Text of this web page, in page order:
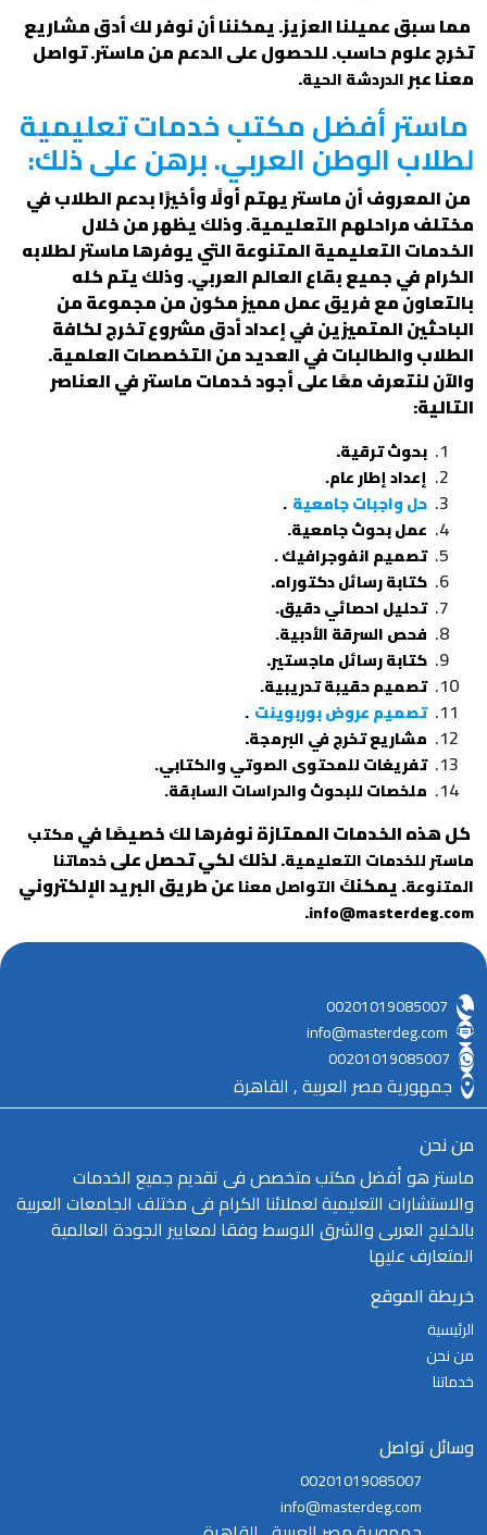
مما سبق عميلنا العزيز. يمكننا أن نوفر لك أدق مشاريع
تخرج علوم حاسب. للحصول على الدعم من ماستر. تواصل
معنا عبرالدردشة الحية.
ماستر أفضل مكتب خدمات تعليمية
لطلاب الوطن العربي. برهن على ذلك:
من المعروف أن ماستر يهتم أولًا وأخيرًا بدعم الطلاب في
مختلف مراحلهم التعليمية. وذلك يظهر من خلال
الخدمات التعليمية المتنوعة التي يوفرها ماستر لطلابه
الكرام في جميع بقاع العالم العربي. وذلك يتم كله
بالتعاون مع فريق عمل مميز مكون من مجموعة من
الباحثين المتميزين في إعداد أدق مشروع تخرج لكافة
الطلاب والطالبات في العديد من التخصصات العلمية.
والآن لنتعرف معًا على أجود خدمات ماستر في العناصر
التالية:
بحوث ترقية.
إعداد إطار عام.
حل واجبات جامعية .
عمل بحوث جامعية.
تصميم انفوجرافيك .
كتابة رسائل دكتوراه.
تحليل احصائي دقيق.
فحص السرقة الأدبية.
كتابة رسائل ماجستير.
تصميم حقيبة تدريبية.
تصميم عروض بوربوينت .
مشاريع تخرج في البرمجة.
تفريغات للمحتوى الصوتي والكتابي.
ملخصات للبحوث والدراسات السابقة.
كل هذه الخدمات الممتازة نوفرها لك خصيصًا فيمكتب
ماستر للخدمات التعليمية. لذلك لكي تحصل علىخدماتنا
المتنوعة. يمكنكَالتواصل معناعن طريق البريد الإلكتروني
info@masterdeg.com
.
00201019085007
info@masterdeg.com
00201019085007
جمهورية مصر العربية , القاهرة
من نحن
ماستر هو أفضل مكتب متخصص فى تقديم جميع الخدمات
والاستشارات التعليمية لعملائنا الكرام فى مختلف الجامعات العربية
بالخليج العربى والشرق الاوسط وفقا لمعايير الجودة العالمية
المتعارف عليها
خريطة الموقع
الرئيسية
من نحن
خدماتنا
وسائل تواصل
00201019085007
info@masterdeg.com